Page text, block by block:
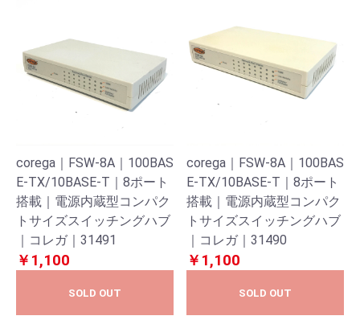
corega｜FSW-8A｜100BAS
E-TX/10BASE-T｜8ポート
搭載｜電源内蔵型コンパク
トサイズスイッチングハブ
｜コレガ｜31491
￥1,100
SOLD OUT
corega｜FSW-8A｜100BAS
E-TX/10BASE-T｜8ポート
搭載｜電源内蔵型コンパク
トサイズスイッチングハブ
｜コレガ｜31490
￥1,100
SOLD OUT